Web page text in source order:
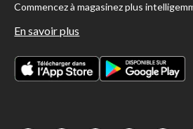
Commencez à magasinez plus
En savoir plus